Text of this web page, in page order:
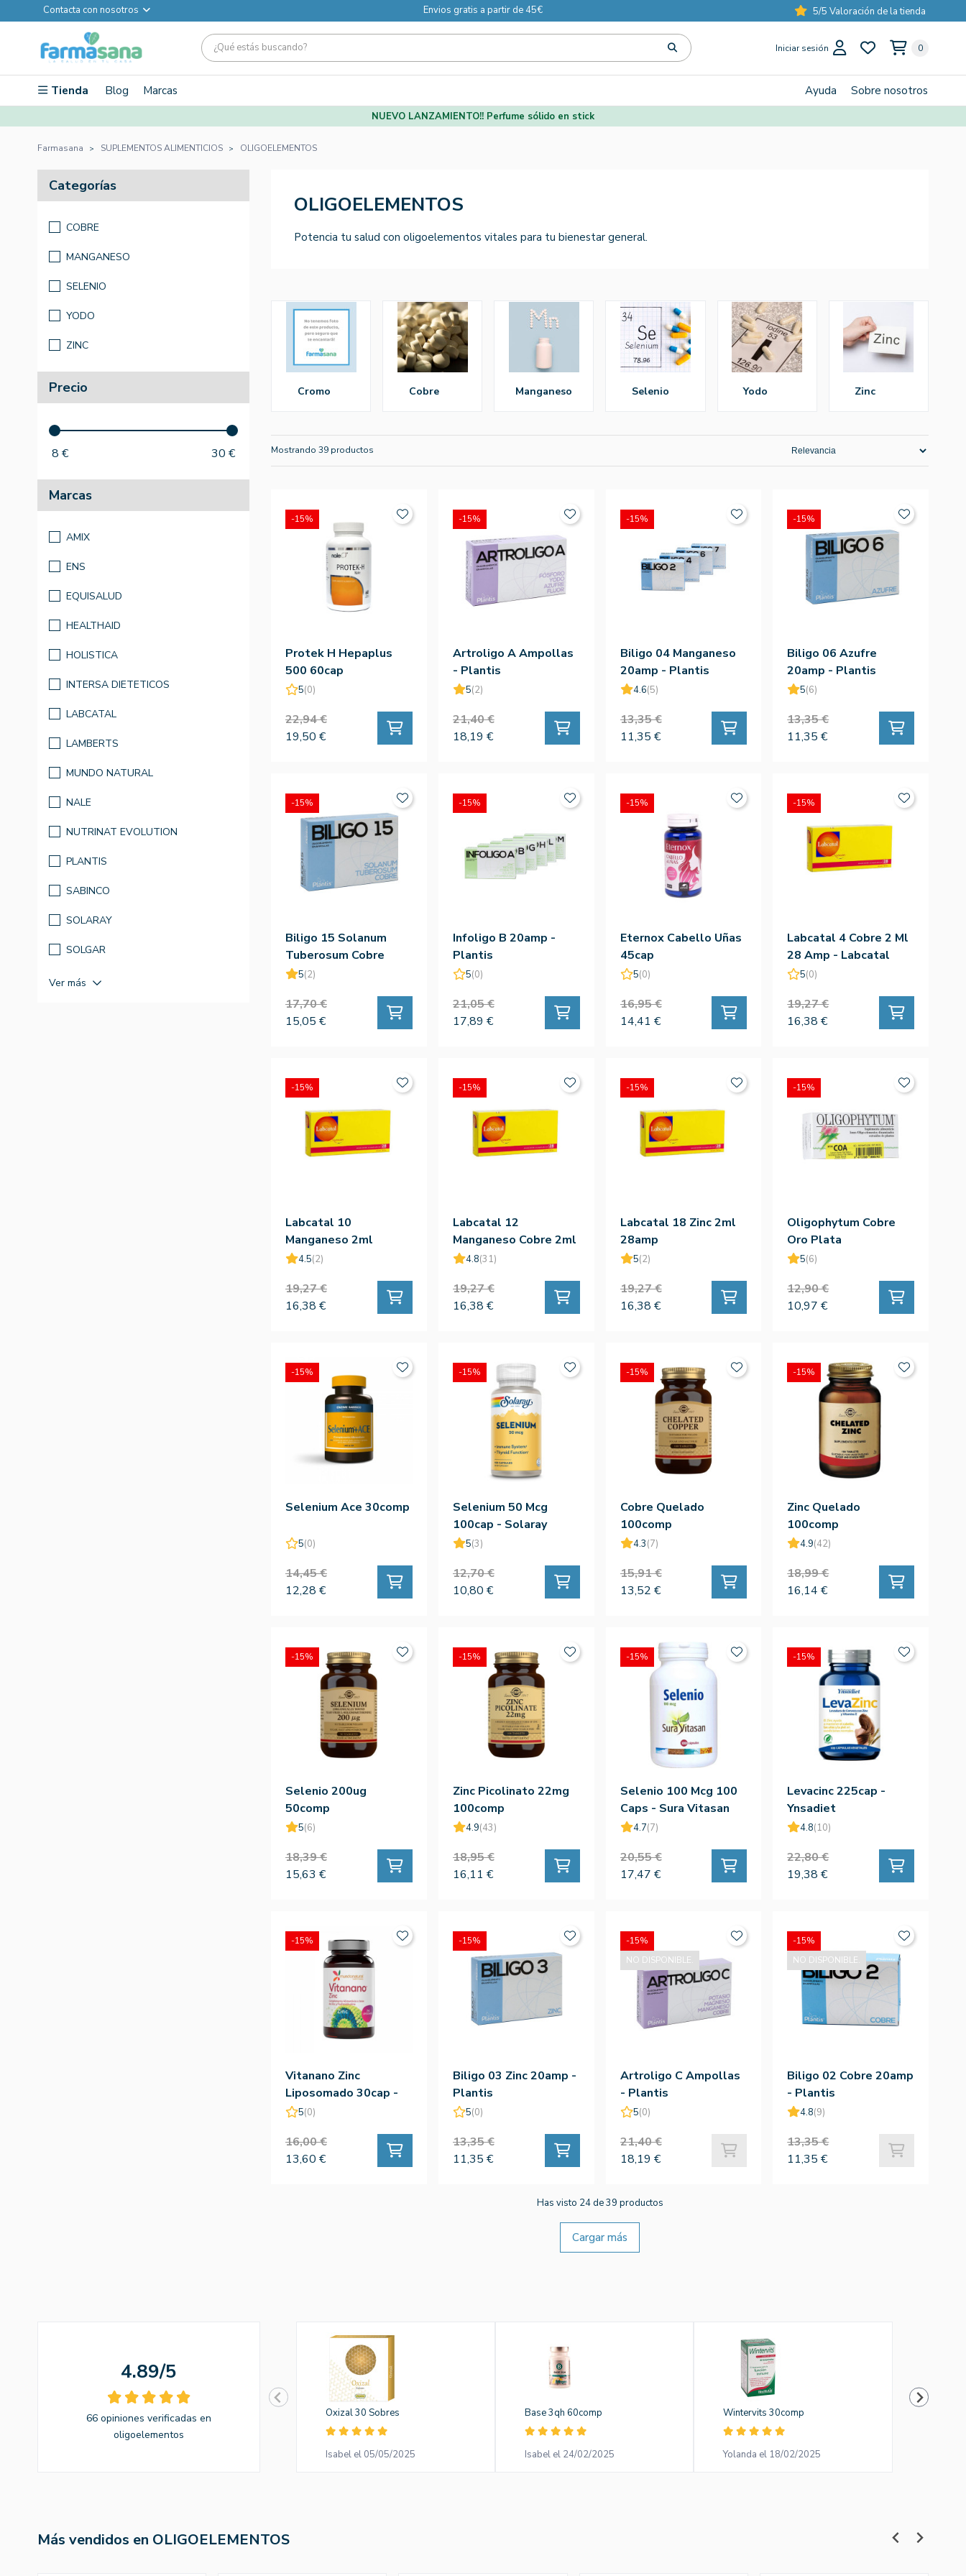
Contacta con nosotros Envios gratis a partir de 45€ 5/5 Valoración de la tienda
Iniciar sesión 0
Tienda Blog Marcas Ayuda Sobre nosotros
NUEVO LANZAMIENTO!! Perfume sólido en stick
Farmasana SUPLEMENTOS ALIMENTICIOS OLIGOELEMENTOS
Categorías
COBRE
MANGANESO
SELENIO
YODO
ZINC
Precio
8 € 30 €
Marcas
AMIX
ENS
EQUISALUD
HEALTHAID
HOLISTICA
INTERSA DIETETICOS
LABCATAL
LAMBERTS
MUNDO NATURAL
NALE
NUTRINAT EVOLUTION
PLANTIS
SABINCO
SOLARAY
SOLGAR
Ver más
OLIGOELEMENTOS
Potencia tu salud con oligoelementos vitales para tu bienestar general.
cromo cobre manganeso selenio yodo zinc
Mostrando 39 productos
Protek H Hepaplus
500 60cap
5(0)
22,94 €
19,50 €
-15%
Artroligo A Ampollas
- Plantis
5(2)
21,40 €
18,19 €
-15%
Biligo 04 Manganeso
20amp - Plantis
4.6(5)
13,35 €
11,35 €
-15%
Biligo 06 Azufre
20amp - Plantis
5(6)
13,35 €
11,35 €
-15%
Biligo 15 Solanum
Tuberosum Cobre
20amp - Plantis
5(2)
17,70 €
15,05 €
-15%
Infoligo B 20amp -
Plantis
5(0)
21,05 €
17,89 €
-15%
Eternox Cabello Uñas
45cap
5(0)
16,95 €
14,41 €
-15%
Labcatal 4 Cobre 2 Ml
28 Amp - Labcatal
5(0)
19,27 €
16,38 €
-15%
Labcatal 10
Manganeso 2ml
28amp
4.5(2)
19,27 €
16,38 €
-15%
Labcatal 12
Manganeso Cobre 2ml
28amp
4.8(31)
19,27 €
16,38 €
-15%
Labcatal 18 Zinc 2ml
28amp
5(2)
19,27 €
16,38 €
-15%
Oligophytum Cobre
Oro Plata
5(6)
12,90 €
10,97 €
-15%
Selenium Ace 30comp
5(0)
14,45 €
12,28 €
-15%
Selenium 50 Mcg
100cap - Solaray
5(3)
12,70 €
10,80 €
-15%
Cobre Quelado
100comp
4.3(7)
15,91 €
13,52 €
-15%
Zinc Quelado
100comp
4.9(42)
18,99 €
16,14 €
-15%
Selenio 200ug
50comp
5(6)
18,39 €
15,63 €
-15%
Zinc Picolinato 22mg
100comp
4.9(43)
18,95 €
16,11 €
-15%
Selenio 100 Mcg 100
Caps - Sura Vitasan
4.7(7)
20,55 €
17,47 €
-15%
Levacinc 225cap -
Ynsadiet
4.8(10)
22,80 €
19,38 €
-15%
Vitanano Zinc
Liposomado 30cap -
Mundo Natural
5(0)
16,00 €
13,60 €
-15%
Biligo 03 Zinc 20amp -
Plantis
5(0)
13,35 €
11,35 €
-15%
Artroligo C Ampollas
- Plantis
5(0)
21,40 €
18,19 €
-15%
NO DISPONIBLE.
Biligo 02 Cobre 20amp
- Plantis
4.8(9)
13,35 €
11,35 €
-15%
NO DISPONIBLE.
Has visto 24 de 39 productos
Cargar más
4.89/5
66 opiniones verificadas en
oligoelementos
Oxizal 30 Sobres
Isabel el 05/05/2025
Base 3qh 60comp
Isabel el 24/02/2025
Wintervits 30comp
Yolanda el 18/02/2025
Más vendidos en OLIGOELEMENTOS